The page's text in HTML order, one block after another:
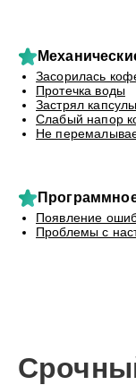
Засорилась
Протечка воды
Застрял
Слабый напор
Не
Появление
Проблемы с